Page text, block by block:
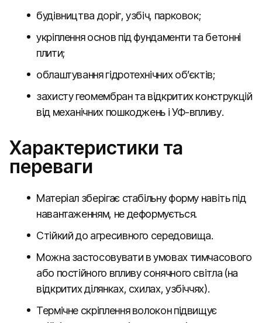
будівництва доріг, узбіч, парковок;
укріплення основ під фундаменти та бетонні
плити;
облаштування гідротехнічних об’єктів;
захисту геомембран та відкритих конструкцій
від механічних пошкоджень і УФ-впливу.
Характеристики та
переваги
Матеріал зберігає стабільну форму навіть під
навантаженням, не деформується.
Стійкий до агресивного середовища.
Можна застосовувати в умовах тимчасового
або постійного впливу сонячного світла (на
відкритих ділянках, схилах, узбіччях).
Термічне скріплення волокон підвищує